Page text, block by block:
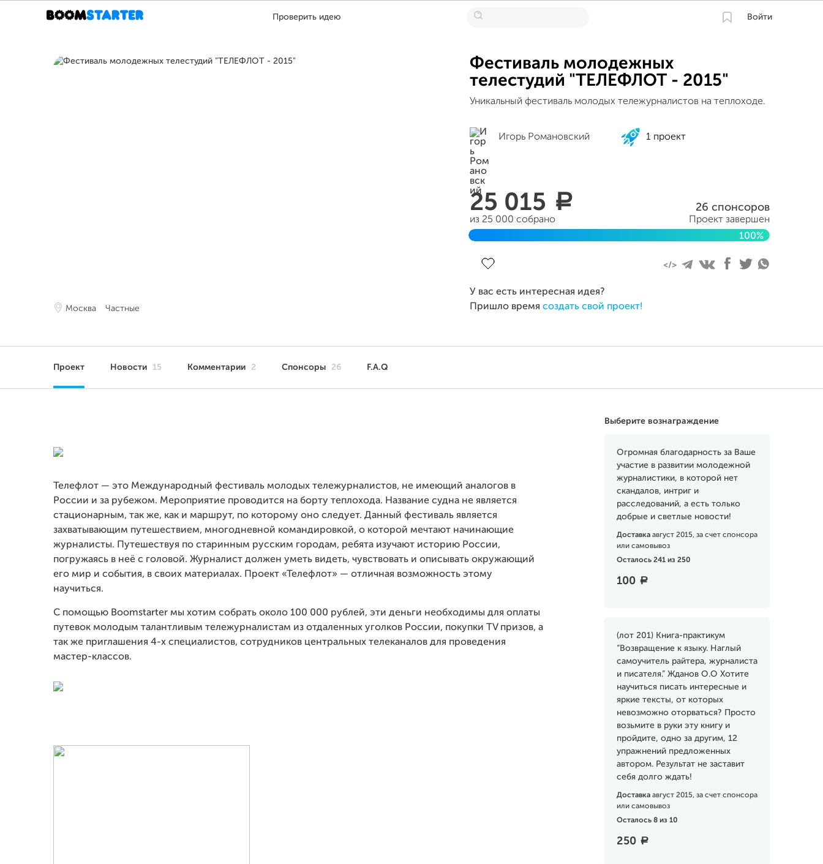
Проверить идею Войти
Москва Частные
Фестиваль молодежных
телестудий "ТЕЛЕФЛОТ - 2015"
Уникальный фестиваль молодых тележурналистов на теплоходе.
Игорь Романовский 1 проект
25 015 a
из 25 000 собрано
26 спонсоров
Проект завершен
100%
У вас есть интересная идея?
Пришло время создать свой проект!
Проект Новости 15 Комментарии 2 Спонсоры 26 F.A.Q
Выберите вознаграждение
Огромная благодарность за Ваше
участие в развитии молодежной
журналистики, в которой нет
скандалов, интриг и
расследований, а есть только
добрые и светлые новости!
Доставка август 2015, за счет спонсора
или самовывоз
Осталось 241 из 250
100 a
(лот 201) Книга-практикум
“Возвращение к языку. Наглый
самоучитель райтера, журналиста
и писателя.” Жданов О.О Хотите
научиться писать интересные и
яркие тексты, от которых
невозможно оторваться? Просто
возьмите в руки эту книгу и
пройдите, одно за другим, 12
упражнений предложенных
автором. Результат не заставит
себя долго ждать!
Доставка август 2015, за счет спонсора
или самовывоз
Осталось 8 из 10
250 a
Телефлот — это Международный фестиваль молодых тележурналистов, не имеющий аналогов в
России и за рубежом. Мероприятие проводится на борту теплохода. Название судна не является
стационарным, так же, как и маршрут, по которому оно следует. Данный фестиваль является
захватывающим путешествием, многодневной командировкой, о которой мечтают начинающие
журналисты. Путешествуя по старинным русским городам, ребята изучают историю России,
погружаясь в неё с головой. Журналист должен уметь видеть, чувствовать и описывать окружающий
его мир и события, в своих материалах. Проект «Телефлот» — отличная возможность этому
научиться.
С помощью Boomstarter мы хотим собрать около 100 000 рублей, эти деньги необходимы для оплаты
путевок молодым талантливым тележурналистам из отдаленных уголков России, покупки TV призов, а
так же приглашения 4-х специалистов, сотрудников центральных телеканалов для проведения
мастер-классов.